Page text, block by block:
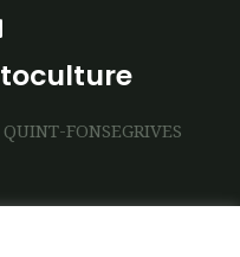
FONSEGRIVES